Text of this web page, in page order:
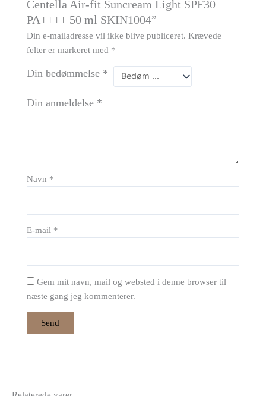
Centella Air-fit Suncream Light SPF30
PA++++ 50 ml SKIN1004”
Din e-mailadresse vil ikke blive publiceret. Krævede
felter er markeret med *
Din bedømmelse *
Din anmeldelse *
Navn *
E-mail *
Gem mit navn, mail og websted i denne browser til
næste gang jeg kommenterer.